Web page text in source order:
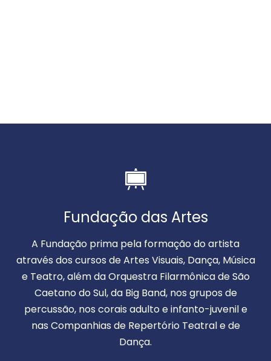
Fundação das Artes
A Fundação prima pela formação do artista
através dos cursos de Artes Visuais, Dança, Música
e Teatro, além da Orquestra Filarmônica de São
Caetano do Sul, da Big Band, nos grupos de
percussão, nos corais adulto e infanto-juvenil e
nas Companhias de Repertório Teatral e de
Dança.